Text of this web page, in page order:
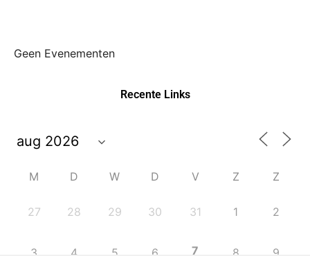
Geen Evenementen
Recente Links
M D W D V Z Z
27 28 29 30 31 1 2
3 4 5 6 7 8 9